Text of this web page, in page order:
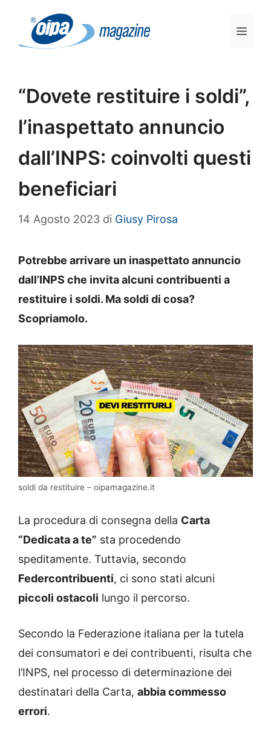
contenuto
“Dovete restituire i soldi”,
l’inaspettato annuncio
dall’INPS: coinvolti questi
beneficiari
14 Agosto 2023 di Giusy Pirosa
Potrebbe arrivare un inaspettato annuncio
dall’INPS che invita alcuni contribuenti a
restituire i soldi. Ma soldi di cosa?
Scopriamolo.
soldi da restituire – oipamagazine.it
La procedura di consegna della Carta
“Dedicata a te” sta procedendo
speditamente. Tuttavia, secondo
Federcontribuenti, ci sono stati alcuni
piccoli ostacoli lungo il percorso.
Secondo la Federazione italiana per la tutela
dei consumatori e dei contribuenti, risulta che
l’INPS, nel processo di determinazione dei
destinatari della Carta, abbia commesso
errori.